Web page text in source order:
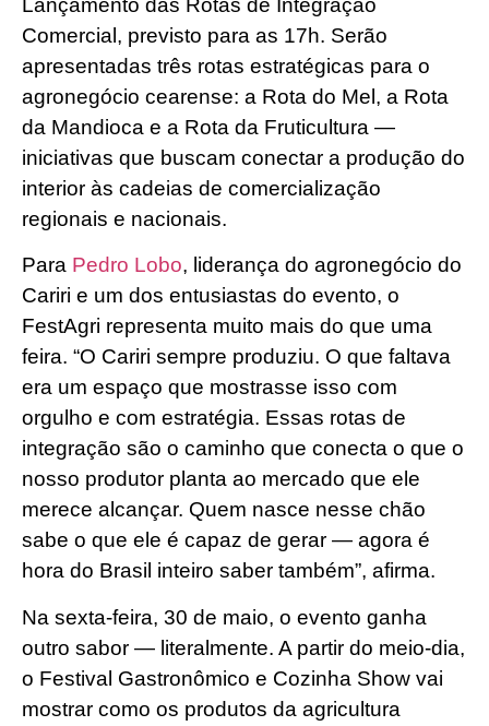
Lançamento das Rotas de Integração
Comercial, previsto para as 17h. Serão
apresentadas três rotas estratégicas para o
agronegócio cearense: a Rota do Mel, a Rota
da Mandioca e a Rota da Fruticultura —
iniciativas que buscam conectar a produção do
interior às cadeias de comercialização
regionais e nacionais.
Para Pedro Lobo, liderança do agronegócio do
Cariri e um dos entusiastas do evento, o
FestAgri representa muito mais do que uma
feira. “O Cariri sempre produziu. O que faltava
era um espaço que mostrasse isso com
orgulho e com estratégia. Essas rotas de
integração são o caminho que conecta o que o
nosso produtor planta ao mercado que ele
merece alcançar. Quem nasce nesse chão
sabe o que ele é capaz de gerar — agora é
hora do Brasil inteiro saber também”, afirma.
Na sexta-feira, 30 de maio, o evento ganha
outro sabor — literalmente. A partir do meio-dia,
o Festival Gastronômico e Cozinha Show vai
mostrar como os produtos da agricultura